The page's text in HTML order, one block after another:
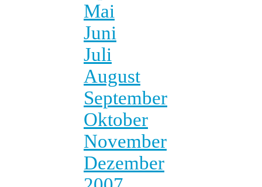
Mai
Juni
Juli
August
September
Oktober
November
Dezember